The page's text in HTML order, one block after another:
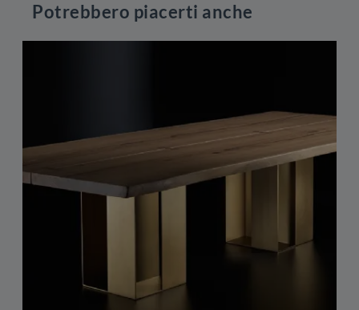
Potrebbero piacerti anche